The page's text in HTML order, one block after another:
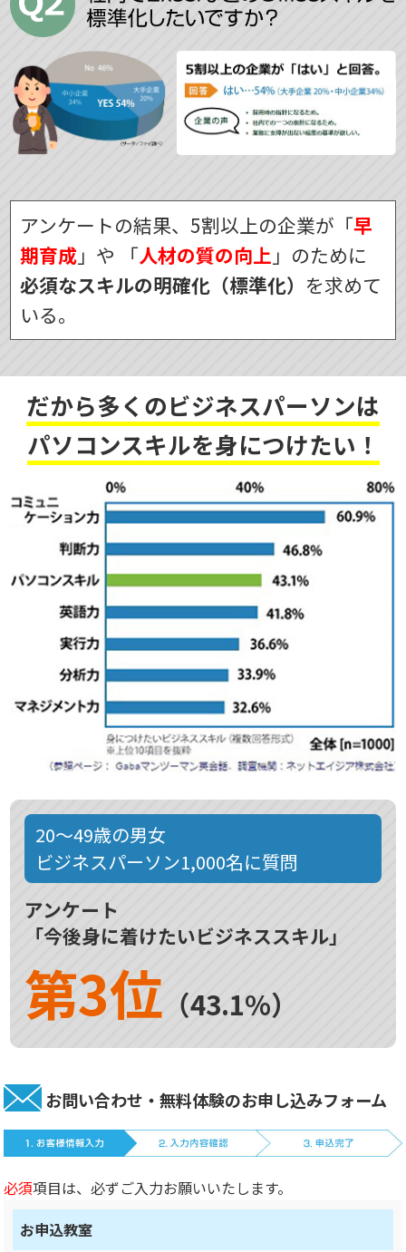
アンケートの結果、5割以上の企業が「早
期育成 」や 「人材の質の向上 」のために
必須なスキルの明確化（標準化） を求めて
いる。
だから多くのビジネスパーソンは
パソコンスキルを身につけたい！
20～49歳の男女
ビジネスパーソン1,000名に質問
アンケート
「今後身に着けたいビジネススキル」
第3位 （43.1%）
お問い合わせ・無料体験のお申し込みフォーム
必須項目は、必ずご入力お願いいたします。
お申込教室